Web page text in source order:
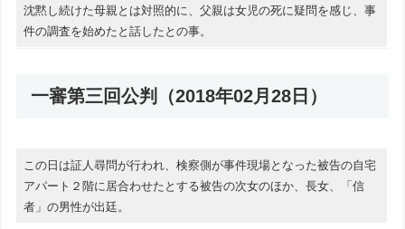
沈黙し続けた母親とは対照的に、父親は女児の死に疑問を感じ、事
件の調査を始めたと話したとの事。
一審第三回公判（2018年02月28日）
この日は証人尋問が行われ、検察側が事件現場となった被告の自宅
アパート２階に居合わせたとする被告の次女のほか、長女、「信
者」の男性が出廷。